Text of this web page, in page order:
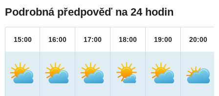
Podrobná předpověď na 24 hodin
15:00 16:00 17:00 18:00 19:00 20:00